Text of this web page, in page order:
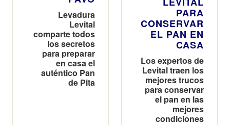
Levadura
Levital
comparte todos
los secretos
para preparar
en casa el
auténtico Pan
de Pita
PARA
CONSERVAR
EL PAN EN
CASA
Los expertos de
Levital traen los
mejores trucos
para conservar
el pan en las
mejores
condiciones